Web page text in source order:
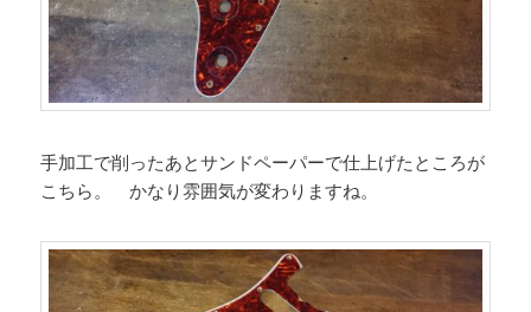
手加工で削ったあとサンドペーパーで仕上げたところが
こちら。 かなり雰囲気が変わりますね。